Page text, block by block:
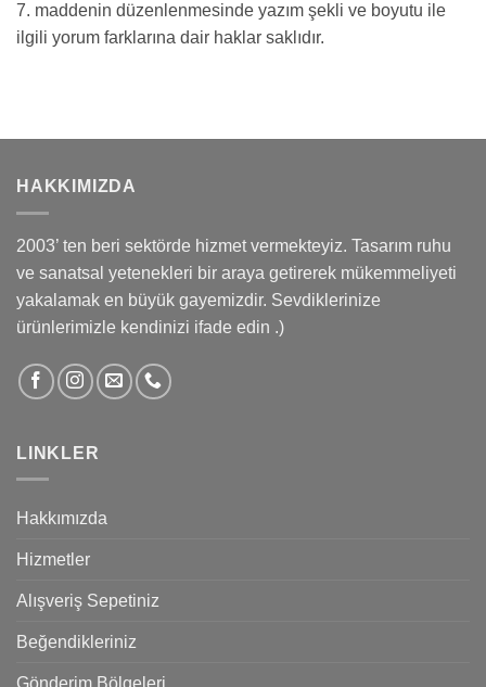
7. maddenin düzenlenmesinde yazım şekli ve boyutu ile
ilgili yorum farklarına dair haklar saklıdır.
HAKKIMIZDA
2003’ ten beri sektörde hizmet vermekteyiz. Tasarım ruhu
ve sanatsal yetenekleri bir araya getirerek mükemmeliyeti
yakalamak en büyük gayemizdir. Sevdiklerinize
ürünlerimizle kendinizi ifade edin .)
LINKLER
Hakkımızda
Hizmetler
Alışveriş Sepetiniz
Beğendikleriniz